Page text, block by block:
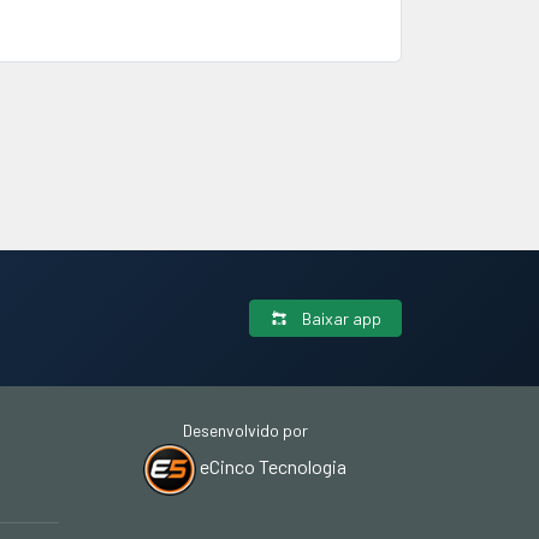
Baixar app
Desenvolvido por
eCinco Tecnologia